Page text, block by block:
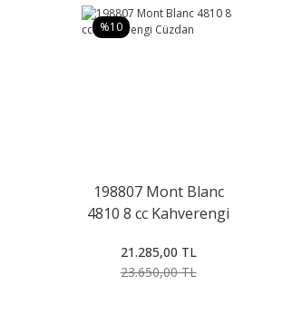
%10
198807 Mont Blanc
4810 8 cc Kahverengi
21.285,00 TL
23.650,00 TL